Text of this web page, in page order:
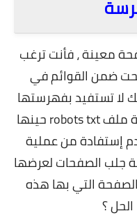
معينة ، فأنت ترغب
ضمن القوائم في
تستفيد بفهرستها
وهي ، عندما يتم الحضر بواسطة ملف robots txt حينها
إستفادة من عملية
جلب الصفحات لعرضها
التي بها هذه
؟